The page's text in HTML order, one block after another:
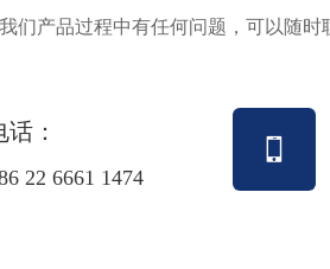
们产品过程中有任何问题，可以随时
话：
22 6661 1474